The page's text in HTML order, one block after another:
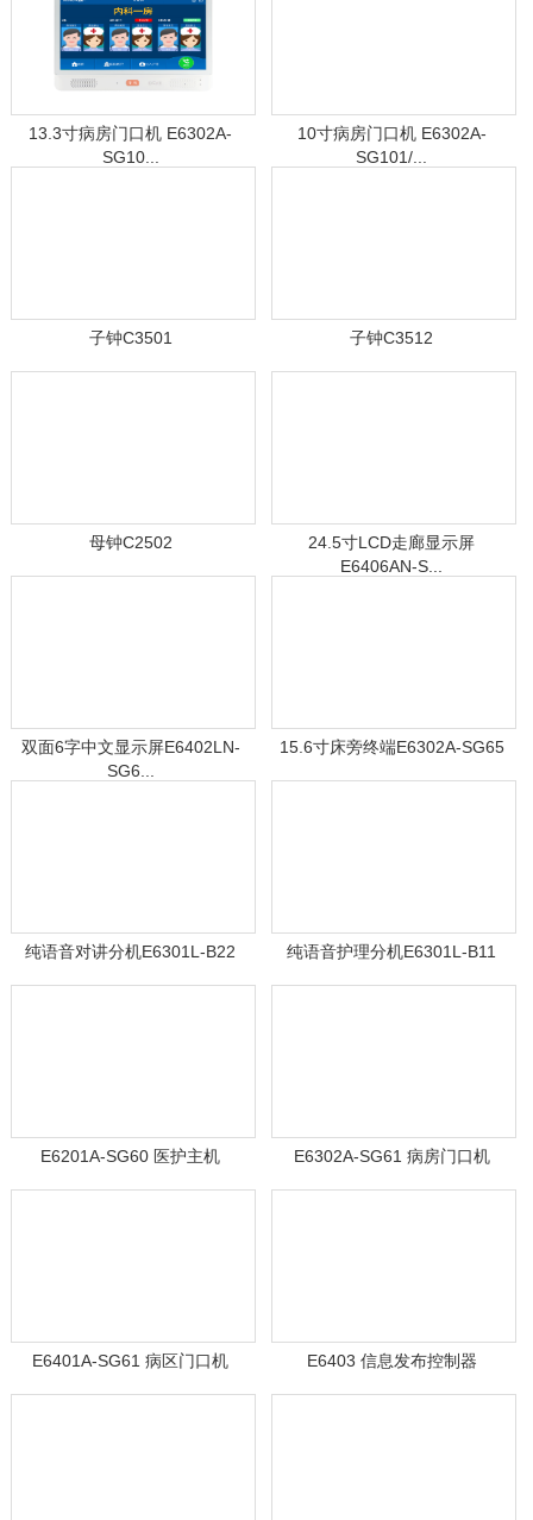
13.3寸病房门口机 E6302A-
SG10...
10寸病房门口机 E6302A-
SG101/...
子钟C3501 子钟C3512
母钟C2502
24.5寸LCD走廊显示屏
E6406AN-S...
双面6字中文显示屏E6402LN-
SG6...
15.6寸床旁终端E6302A-SG65
纯语音对讲分机E6301L-B22 纯语音护理分机E6301L-B11
E6201A-SG60 医护主机 E6302A-SG61 病房门口机
E6401A-SG61 病区门口机 E6403 信息发布控制器